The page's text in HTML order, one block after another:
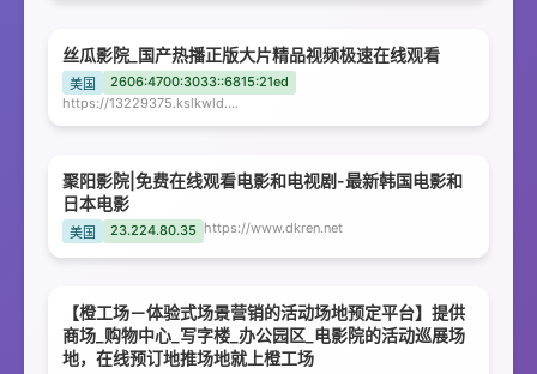
丝瓜影院_国产热播正版大片精品视频极速在线观看
美国
2606:4700:3033::6815:21ed
https://13229375.kslkwld.com
聚阳影院|免费在线观看电影和电视剧-最新韩国电影和
日本电影
美国 23.224.80.35 https://www.dkren.net
【橙工场－体验式场景营销的活动场地预定平台】提供
商场_购物中心_写字楼_办公园区_电影院的活动巡展场
地，在线预订地推场地就上橙工场